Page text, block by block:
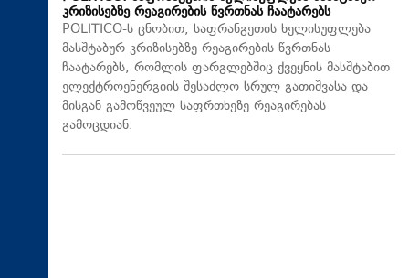
კრიზისებზე რეაგირების წვრთნას ჩაატარებს
POLITICO-ს ცნობით, საფრანგეთის ხელისუფლება
მასშტაბურ კრიზისებზე რეაგირების წვრთნას
ჩაატარებს, რომლის ფარგლებშიც ქვეყნის მასშტაბით
ელექტროენერგიის შესაძლო სრულ გათიშვასა და
მისგან გამოწვეულ საფრთხეზე რეაგირებას
გამოცდიან.